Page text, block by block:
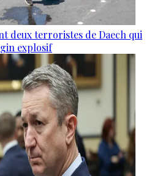
deux terroristes de Daech qui
explosif